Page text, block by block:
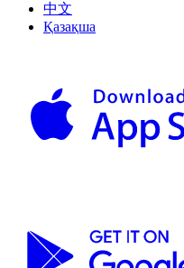
中文
Қазақша